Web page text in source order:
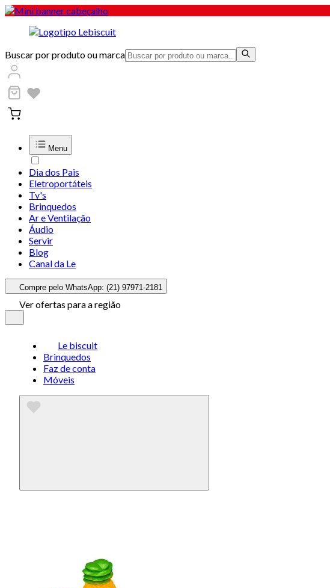
Buscar por produto ou marca
Menu
Dia dos Pais
Eletroportáteis
Tv's
Brinquedos
Ar e Ventilação
Áudio
Servir
Blog
Canal da Le
Compre pelo WhatsApp: (21) 97971-2181
Ver ofertas para a região
Le biscuit
Brinquedos
Faz de conta
Móveis